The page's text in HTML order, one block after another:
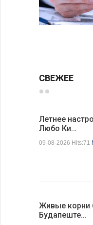
СВЕЖЕЕ
Летнее
Любо Ки…
09-08-2026 Hits:71
Живые корни
Будапеште…